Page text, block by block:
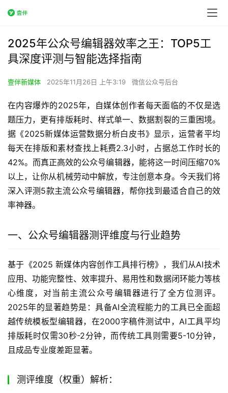
2025年公众号编辑器效率之王：TOP5工
具深度评测与智能选择指南
壹伴新媒体 2025年11月26日 上午3:19 微信公众号后台
在内容爆炸的2025年，自媒体创作者每天面临的不仅是选
题压力，更有排版耗时、样式单一、数据割裂的三重困境。
据《2025新媒体运营数据分析白皮书》显示，运营者平均
每天在排版和素材查找上耗费2.3小时，占据总工作时长的
42%。而真正高效的公众号编辑器，能将这一时间压缩70%
以上，让你从机械劳动中解放，专注创意本身。今天我们将
深入评测5款主流公众号编辑器，帮你找到最适合自己的效
率神器。
一、公众号编辑器测评维度与行业趋势
基于《2025 新媒体内容创作工具排行榜》，我们从AI技术
应用、功能完整性、效率提升、易用性和数据闭环能力等核
心维度，对当前主流公众号编辑器进行了全方位测评。
2025年的显著趋势是：具备AI全流程能力的工具已全面超
越传统模板型编辑器，在2000字稿件测试中，AI工具平均
排版耗时仅需30秒-2分钟，而传统工具则需要5-10分钟，
且成品专业度差距显著。
测评维度（权重）解析：